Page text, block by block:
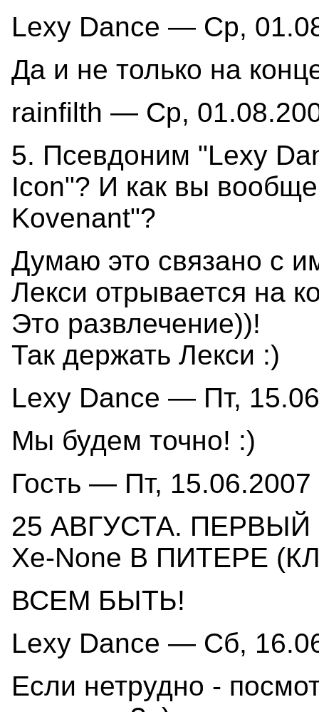
Lexy Dance — Ср,
Да и не только на
rainfilth — Ср,
5. Псевдоним "Lexy
Icon"? И как вы вообще
Kovenant"?
Думаю это связано с
Лекси отрывается на
Это развлечение))!
Так держать Лекси :)
Lexy Dance — Пт,
Мы будем точно! :)
Гость — Пт, 15.06.2007
25 АВГУСТА.
Xe-None В ПИТЕРЕ
ВСЕМ БЫТЬ!
Lexy Dance — Сб,
Если нетрудно -